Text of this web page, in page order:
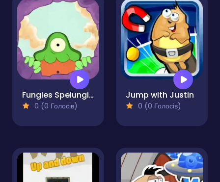
Fungies Spelungies
0 (0 Голосів)
Jump with Justin
0 (0 Голосів)